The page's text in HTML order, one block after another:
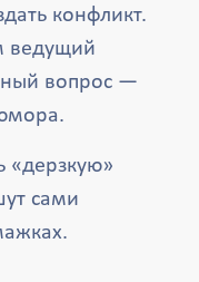
конфликт.
ведущий
вопрос —
сами